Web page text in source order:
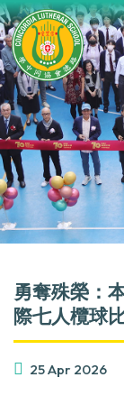
勇奪殊榮：
際七人欖球
25 Apr 2026